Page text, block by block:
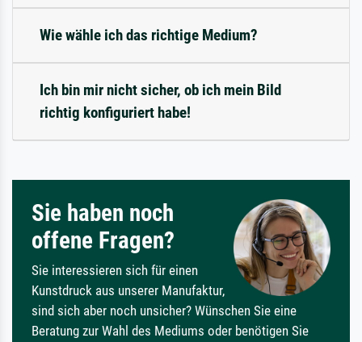
Wie wähle ich das richtige Medium?
Ich bin mir nicht sicher, ob ich mein Bild
richtig konfiguriert habe!
Sie haben noch
offene Fragen?
Sie interessieren sich für einen
Kunstdruck aus unserer Manufaktur,
sind sich aber noch unsicher? Wünschen Sie eine
Beratung zur Wahl des Mediums oder benötigen Sie